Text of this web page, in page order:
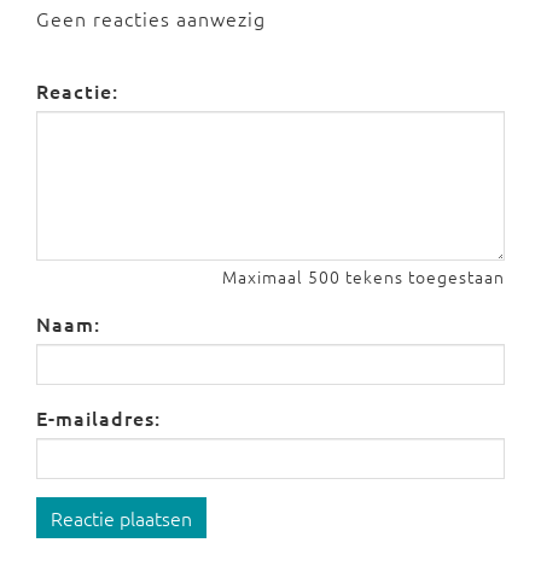
Geen reacties aanwezig
Reactie:
Maximaal 500 tekens toegestaan
Naam:
E-mailadres:
Reactie plaatsen